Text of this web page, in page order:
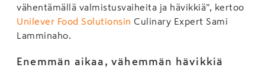
vähentämällä valmistusvaiheita ja hävikkiä”, kertoo
Unilever Food Solutionsin Culinary Expert Sami
Lamminaho.
Enemmän aikaa, vähemmän hävikkiä